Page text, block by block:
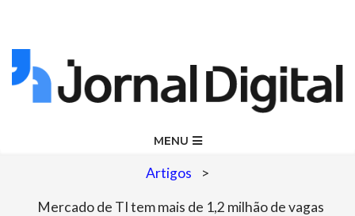
Skip
to
Jornal
Digital
MENU
Artigos >
Mercado de TI tem mais de 1,2 milhão de vagas